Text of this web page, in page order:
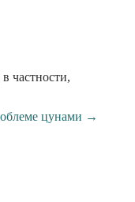
частности,
цунами →